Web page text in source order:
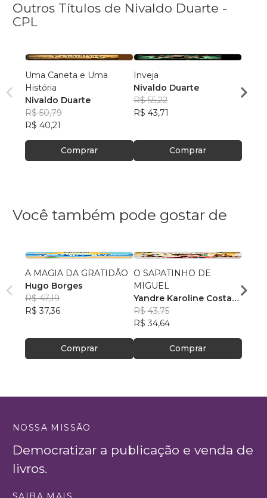
Outros Títulos de Nivaldo Duarte -
CPL
Uma Caneta e Uma
História
Nivaldo Duarte
R$ 50,79
R$ 40,21
Comprar
Inveja
Nivaldo Duarte
R$ 55,22
R$ 43,71
Comprar
R$
Você também pode gostar de
A MAGIA DA GRATIDÃO
Hugo Borges
R$ 47,19
R$ 37,36
Comprar
O SAPATINHO DE
MIGUEL
Yandre Karoline Costa
Mourão
R$ 43,75
R$ 34,64
Comprar
R$
NOSSA MISSÃO
Democratizar a publicação e venda de
livros.